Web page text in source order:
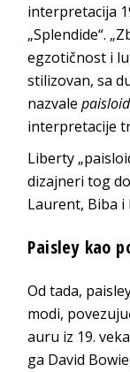
interpretacija
„Splendide“.
egzotičnost i
stilizovan, sa
nazvalepaisloid
interpretacije
Liberty
dizajneri tog
Laurent, Biba i
Paisley kao
Od tada,
modi,
auru iz 19.
ga David